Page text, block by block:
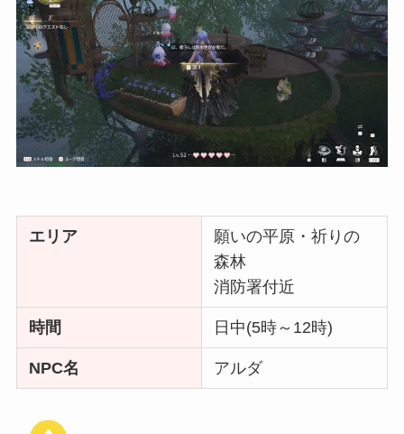
エリア
願いの平原・祈りの
森林
消防署付近
時間 日中(5時～12時)
NPC名 アルダ